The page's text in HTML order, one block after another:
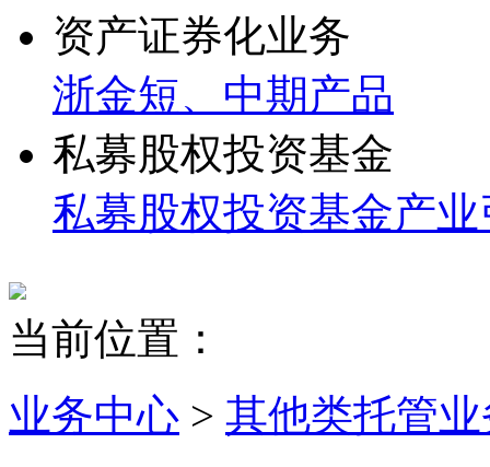
资产证券化业务
浙金短、中期产品
私募股权投资基金
私募股权投资基金产
当前位置：
业务中心 > 其他类托管